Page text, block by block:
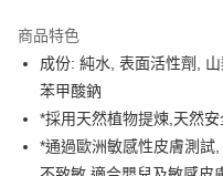
AlipayHK
PayMe
WeChat Pay
商品特色
成份: 純水, 表面活性劑,
苯甲酸鈉
*採用天然植物提煉,天然安
*通過歐洲敏感性皮膚測試